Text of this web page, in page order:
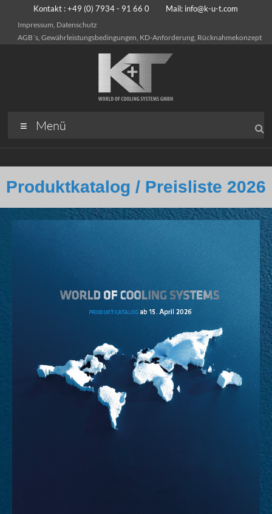
Kontakt : +49 (0) 7934 - 91 66 0 Mail: info@k-u-t.com
Impressum, Datenschutz
AGB´s, Gewährleistungsbedingungen, KD-Anforderung, Rücknahmekonzept
Menü
Produktkatalog / Preisliste 2026